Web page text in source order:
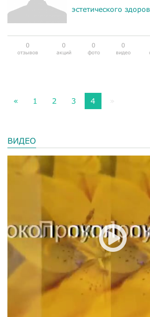
эстетического
0
отзывов
0
акций
0
фото
0
видео
« 1 2 3 4 »
ВИДЕО